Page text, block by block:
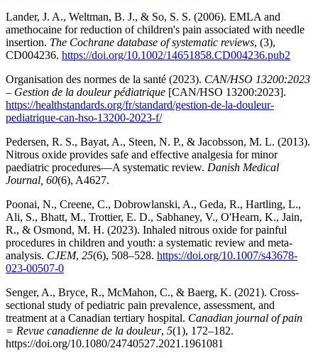
Lander, J. A., Weltman, B. J., & So, S. S. (2006). EMLA and
amethocaine for reduction of children's pain associated with needle
insertion. The Cochrane database of systematic reviews, (3),
CD004236. https://doi.org/10.1002/14651858.CD004236.pub2
Organisation des normes de la santé (2023). CAN/HSO 13200:2023
– Gestion de la douleur pédiatrique [CAN/HSO 13200:2023].
https://healthstandards.org/fr/standard/gestion-de-la-douleur-
pediatrique-can-hso-13200-2023-f/
Pedersen, R. S., Bayat, A., Steen, N. P., & Jacobsson, M. L. (2013).
Nitrous oxide provides safe and effective analgesia for minor
paediatric procedures—A systematic review. Danish Medical
Journal, 60(6), A4627.
Poonai, N., Creene, C., Dobrowlanski, A., Geda, R., Hartling, L.,
Ali, S., Bhatt, M., Trottier, E. D., Sabhaney, V., O'Hearn, K., Jain,
R., & Osmond, M. H. (2023). Inhaled nitrous oxide for painful
procedures in children and youth: a systematic review and meta-
analysis. CJEM, 25(6), 508–528. https://doi.org/10.1007/s43678-
023-00507-0
Senger, A., Bryce, R., McMahon, C., & Baerg, K. (2021). Cross-
sectional study of pediatric pain prevalence, assessment, and
treatment at a Canadian tertiary hospital. Canadian journal of pain
= Revue canadienne de la douleur, 5(1), 172–182.
https://doi.org/10.1080/24740527.2021.1961081